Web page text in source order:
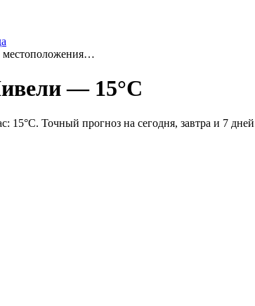
местоположения…
— 15°C
15°C. Точный прогноз на сегодня, завтра и 7